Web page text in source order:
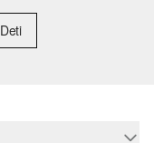
Deti